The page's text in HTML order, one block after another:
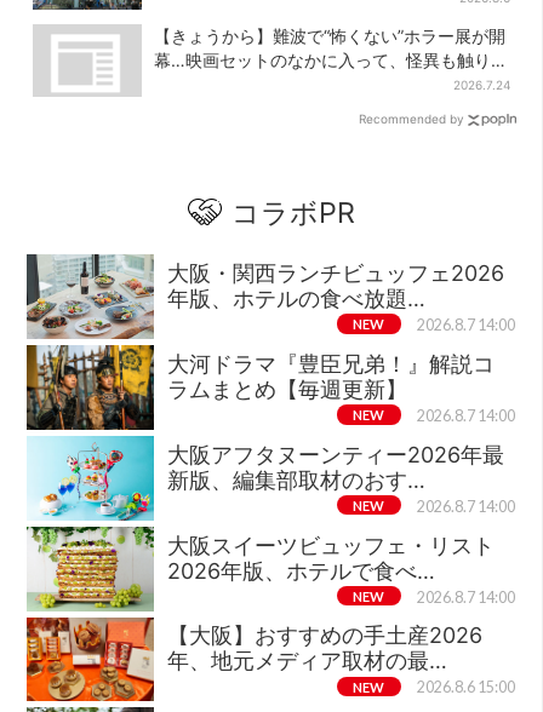
【きょうから】難波で“怖くない”ホラー展が開
幕…映画セットのなかに入って、怪異も触り放
2026.7.24
Recommended by
コラボPR
大阪・関西ランチビュッフェ2026
年版、ホテルの食べ放題…
NEW 2026.8.7 14:00
大河ドラマ『豊臣兄弟！』解説コ
ラムまとめ【毎週更新】
NEW 2026.8.7 14:00
大阪アフタヌーンティー2026年最
新版、編集部取材のおす…
NEW 2026.8.7 14:00
大阪スイーツビュッフェ・リスト
2026年版、ホテルで食べ…
NEW 2026.8.7 14:00
【大阪】おすすめの手土産2026
年、地元メディア取材の最…
NEW 2026.8.6 15:00